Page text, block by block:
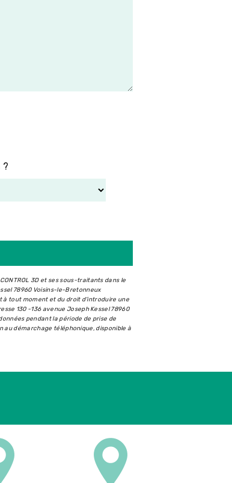
?
3D et ses sous-traitants dans le
78960 Voisins-le-Bretonneux
tout moment et du droit d’introduire une
130 -136 avenue Joseph Kessel 78960
pendant la période de prise de
démarchage téléphonique, disponible à